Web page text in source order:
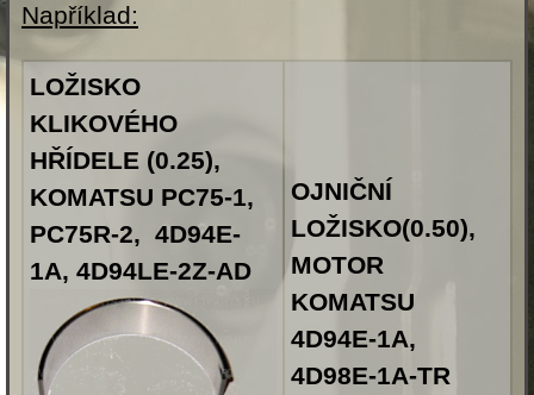
Například:
LOŽISKO
KLIKOVÉHO
HŘÍDELE (0.25),
KOMATSU PC75-1,
PC75R-2, 4D94E-
1A, 4D94LE-2Z-AD
OJNIČNÍ
LOŽISKO(0.50),
MOTOR
KOMATSU
4D94E-1A,
4D98E-1A-TR